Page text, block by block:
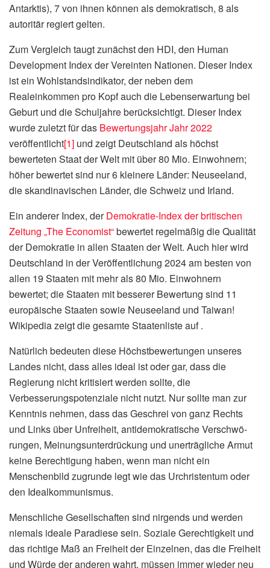
Antarktis), 7 von ihnen können als demokratisch, 8 als
autoritär regiert gelten.
Zum Vergleich taugt zunächst den HDI, den Human
Development Index der Vereinten Nationen. Dieser Index
ist ein Wohlstandsindikator, der neben dem
Realeinkommen pro Kopf auch die Lebenserwartung bei
Geburt und die Schuljahre berücksichtigt. Dieser Index
wurde zuletzt für das Bewertungsjahr Jahr 2022
veröffentlicht[1] und zeigt Deutschland als höchst
bewerteten Staat der Welt mit über 80 Mio. Einwohnern;
höher bewertet sind nur 6 kleinere Länder: Neuseeland,
die skandinavischen Länder, die Schweiz und Irland.
Ein anderer Index, derDemokratie-Index der britischen
Zeitung „The Economist“bewertet regelmäßig die Qualität
der Demokratie in allen Staaten der Welt. Auch hier wird
Deutschland in der Veröffentlichung 2024 am besten von
allen 19 Staaten mit mehr als 80 Mio. Einwohnern
bewertet; die Staaten mit besserer Bewertung sind 11
europäische Staaten sowie Neuseeland und Taiwan!
Wikipedia zeigt die gesamte Staatenliste auf .
Natürlich bedeuten diese Höchstbewertungen unseres
Landes nicht, dass alles ideal ist oder gar, dass die
Regierung nicht kritisiert werden sollte, die
Verbesserungspotenziale nicht nutzt. Nur sollte man zur
Kenntnis nehmen, dass das Geschrei von ganz Rechts
und Links über Unfreiheit, antidemokratische Verschwö­
rungen, Meinungsunterdrückung und unerträgliche Armut
keine Berechtigung haben, wenn man nicht ein
Menschenbild zugrunde legt wie das Urchristentum oder
den Idealkommunismus.
Menschliche Gesellschaften sind nirgends und werden
niemals ideale Paradiese sein. Soziale Gerechtigkeit und
das richtige Maß an Freiheit der Einzelnen, das die Freiheit
und Würde der anderen wahrt, müssen immer wieder neu